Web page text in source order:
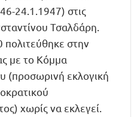
24.1.1947) στις
Τσαλδάρη.
πολιτεύθηκε στην
με το Κόμμα
(προσωρινή εκλογική
χωρίς να εκλεγεί.